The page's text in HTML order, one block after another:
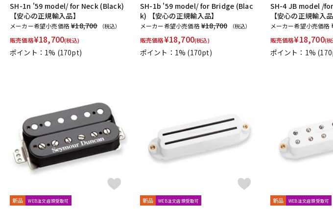
SH-1n '59 model/ for Neck (Black)
【安心の正規輸入品】
メーカー希望小売価格¥18,700 （税込）
販売価格¥18,700(税込)
ポイント：1% (170pt)
SH-1b '59 model/ for Bridge (Blac
k) 【安心の正規輸入品】
メーカー希望小売価格¥18,700 （税込）
販売価格¥18,700(税込)
ポイント：1% (170pt)
SH-4 JB model /
【安心の正規輸入品
メーカー希望小売価格
販売価格¥18,700(税
ポイント：1%
新品 WEB注文店頭受取可 新品 WEB注文店頭受取可 新品 WEB注文店頭受取可